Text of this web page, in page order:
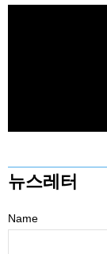
뉴스레터
Name